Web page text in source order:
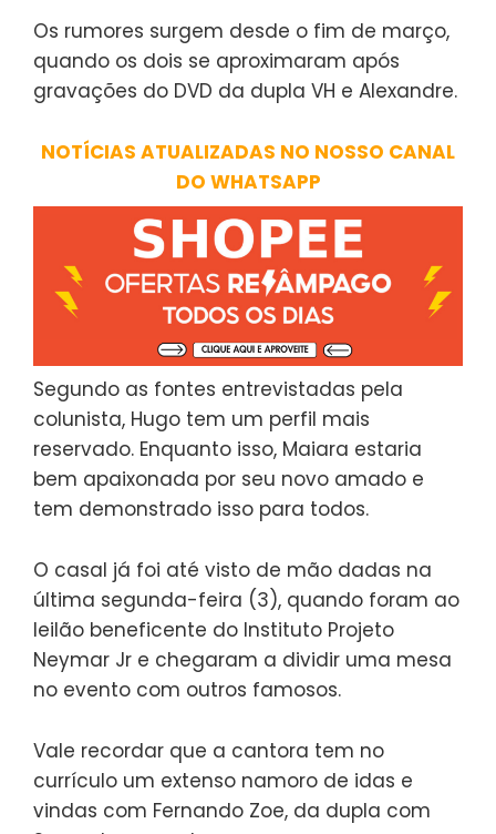
Os rumores surgem desde o fim de março,
quando os dois se aproximaram após
gravações do DVD da dupla VH e Alexandre.
NOTÍCIAS ATUALIZADAS NO NOSSO CANAL
DO WHATSAPP
Segundo as fontes entrevistadas pela
colunista, Hugo tem um perfil mais
reservado. Enquanto isso, Maiara estaria
bem apaixonada por seu novo amado e
tem demonstrado isso para todos.
O casal já foi até visto de mão dadas na
última segunda-feira (3), quando foram ao
leilão beneficente do Instituto Projeto
Neymar Jr e chegaram a dividir uma mesa
no evento com outros famosos.
Vale recordar que a cantora tem no
currículo um extenso namoro de idas e
vindas com Fernando Zoe, da dupla com